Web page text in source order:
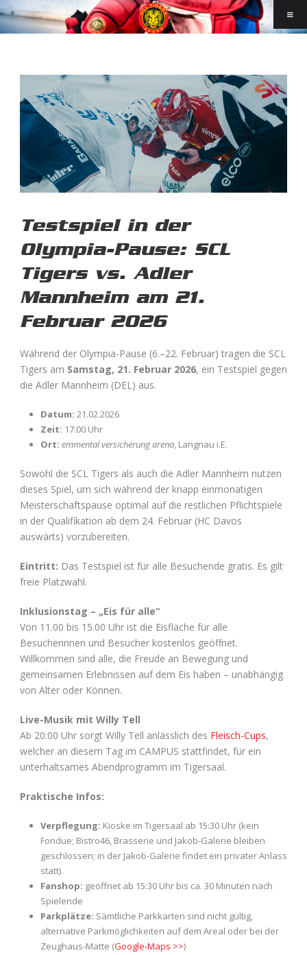
Testspiel in der
Olympia-Pause: SCL
Tigers vs. Adler
Mannheim am 21.
Februar 2026
Während der Olympia-Pause (6.–22. Februar) tragen die SCL
Tigers am Samstag, 21. Februar 2026, ein Testspiel gegen
die Adler Mannheim (DEL) aus.
Datum: 21.02.2026
Zeit: 17:00 Uhr
Ort: emmental versicherung arena, Langnau i.E.
Sowohl die SCL Tigers als auch die Adler Mannheim nutzen
dieses Spiel, um sich während der knapp einmonatigen
Meisterschaftspause optimal auf die restlichen Pflichtspiele
in der Qualifikation ab dem 24. Februar (HC Davos
auswärts) vorzubereiten.
Eintritt: Das Testspiel ist für alle Besuchende gratis. Es gilt
freie Platzwahl.
Inklusionstag – „Eis für alle“
Von 11.00 bis 15.00 Uhr ist die Eisfläche für alle
Besucherinnen und Besucher kostenlos geöffnet.
Willkommen sind alle, die Freude an Bewegung und
gemeinsamen Erlebnissen auf dem Eis haben – unabhängig
von Alter oder Können.
Live-Musik mit Willy Tell
Ab 20:00 Uhr sorgt Willy Tell anlässlich des Fleisch-Cups,
welcher an diesem Tag im CAMPUS stattfindet, für ein
unterhaltsames Abendprogramm im Tigersaal.
Praktische Infos:
Verpflegung: Kioske im Tigersaal ab 15:30 Uhr (kein
Fondue; Bistro46, Brasserie und Jakob-Galerie bleiben
geschlossen; in der Jakob-Galerie findet ein privater Anlass
statt)
Fanshop: geöffnet ab 15:30 Uhr bis ca. 30 Minuten nach
Spielende
Parkplätze: Sämtliche Parkkarten sind nicht gültig,
alternative Parkmöglichkeiten auf dem Areal oder bei der
Zeughaus-Matte (Google-Maps >>)